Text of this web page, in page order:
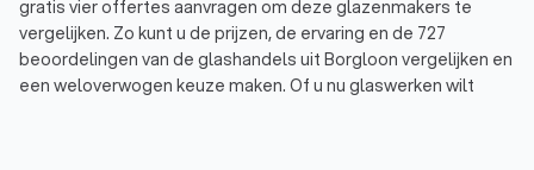
gratis vier offertes aanvragen om deze glazenmakers te
vergelijken. Zo kunt u de prijzen, de ervaring en de 727
beoordelingen van de glashandels uit Borgloon vergelijken en
een weloverwogen keuze maken. Of u nu glaswerken wilt